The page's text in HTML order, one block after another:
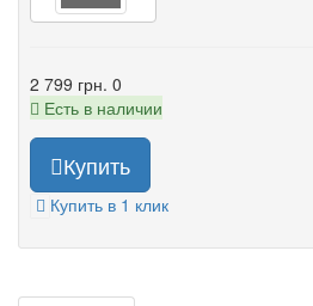
2 799 грн. 0
Есть в наличии
Купить
Купить в 1 клик